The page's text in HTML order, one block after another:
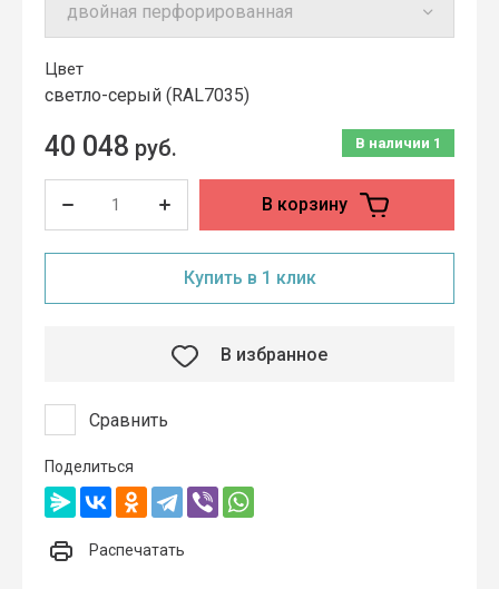
Цвет
cветло-серый (RAL7035)
В наличии 1
40 048 руб.
В корзину
Купить в 1 клик
Сравнить
В избранное
Поделиться
Распечатать